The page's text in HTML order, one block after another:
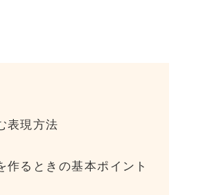
表現方法
るときの基本ポイント